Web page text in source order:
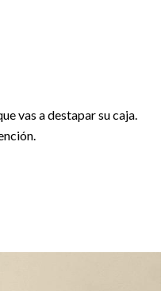
vas a destapar su caja.